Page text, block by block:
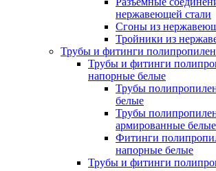
нержавеющей стали
Сгоны из
Тройники из
Трубы и фитинги
Трубы и фитинги
напорные белые
Трубы
белые
Трубы
армированные белые
Фитинги
напорные белые
Трубы и фитинги